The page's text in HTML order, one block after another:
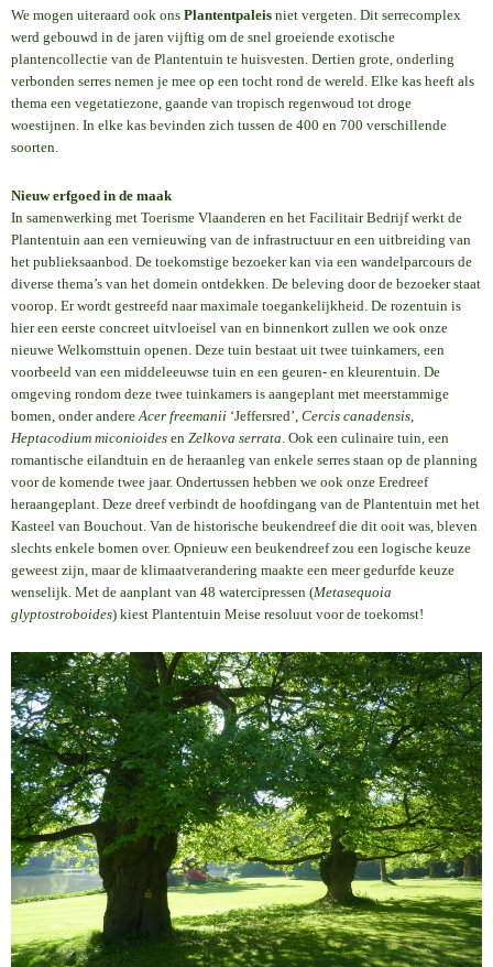
We mogen uiteraard ook ons Plantentpaleis niet vergeten. Dit serrecomplex
werd gebouwd in de jaren vijftig om de snel groeiende exotische
plantencollectie van de Plantentuin te huisvesten. Dertien grote, onderling
verbonden serres nemen je mee op een tocht rond de wereld. Elke kas heeft als
thema een vegetatiezone, gaande van tropisch regenwoud tot droge
woestijnen. In elke kas bevinden zich tussen de 400 en 700 verschillende
soorten.
Nieuw erfgoed in de maak
In samenwerking met Toerisme Vlaanderen en het Facilitair Bedrijf werkt de
Plantentuin aan een vernieuwing van de infrastructuur en een uitbreiding van
het publieksaanbod. De toekomstige bezoeker kan via een wandelparcours de
diverse thema’s van het domein ontdekken. De beleving door de bezoeker staat
voorop. Er wordt gestreefd naar maximale toegankelijkheid. De rozentuin is
hier een eerste concreet uitvloeisel van en binnenkort zullen we ook onze
nieuwe Welkomsttuin openen. Deze tuin bestaat uit twee tuinkamers, een
voorbeeld van een middeleeuwse tuin en een geuren- en kleurentuin. De
omgeving rondom deze twee tuinkamers is aangeplant met meerstammige
bomen, onder andereAcer freemanii ‘Jeffersred’, Cercis canadensis,
Heptacodium miconioides en Zelkova serrata. Ook een culinaire tuin, een
romantische eilandtuin en de heraanleg van enkele serres staan op de planning
voor de komende twee jaar. Ondertussen hebben we ook onze Eredreef
heraangeplant. Deze dreef verbindt de hoofdingang van de Plantentuin met het
Kasteel van Bouchout. Van de historische beukendreef die dit ooit was, bleven
slechts enkele bomen over. Opnieuw een beukendreef zou een logische keuze
geweest zijn, maar de klimaatverandering maakte een meer gedurfde keuze
wenselijk. Met de aanplant van 48 watercipressen (Metasequoia
glyptostroboides) kiest Plantentuin Meise resoluut voor de toekomst!